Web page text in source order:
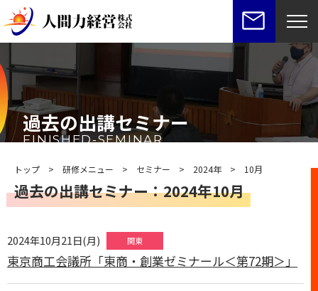
過去の出講セミナー
FINISHED-SEMINAR
トップ >研修メニュー > セミナー > 2024年> 10月
過去の出講セミナー：2024年10月
2024年10月21日(月) 関東
東京商工会議所「東商・創業ゼミナール＜第72期＞」